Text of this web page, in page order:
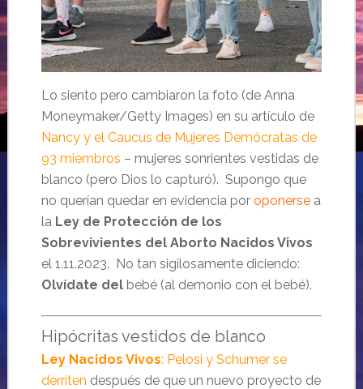
Lo siento pero cambiaron la foto (de Anna
Moneymaker/Getty Images) en su artículo de
Nancy y el Caucus de Mujeres Demócratas de
93 miembros – mujeres sonrientes vestidas de
blanco (pero Dios lo capturó). Supongo que
no querían quedar en evidencia por oponerse a
la Ley de Protección de los
Sobrevivientes del Aborto Nacidos Vivos
el 1.11.2023. No tan sigilosamente diciendo:
Olvídate delbebé (al demonio con el bebé).
Hipócritas vestidos de blanco
Ley Nacidos Vivos: Pelosi y Schumer se
derriten después de que un nuevo proyecto de